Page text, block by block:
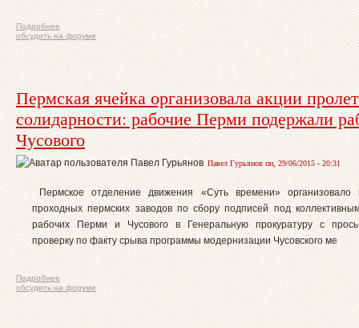
Подробнее
обсудить на форуме
Пермская ячейка организовала акции
солидарности: рабочие Перми подержали
Чусового
Павел Гурьянов пн, 29/06/2015 - 20:31
Пермское отделение движения «Суть времени» организовало
проходных пермских заводов по сбору подписей под
рабочих Перми и Чусового в Генеральную прокуратуру с
проверку по факту срыва программы модернизации Чусовского ме
Подробнее
обсудить на форуме